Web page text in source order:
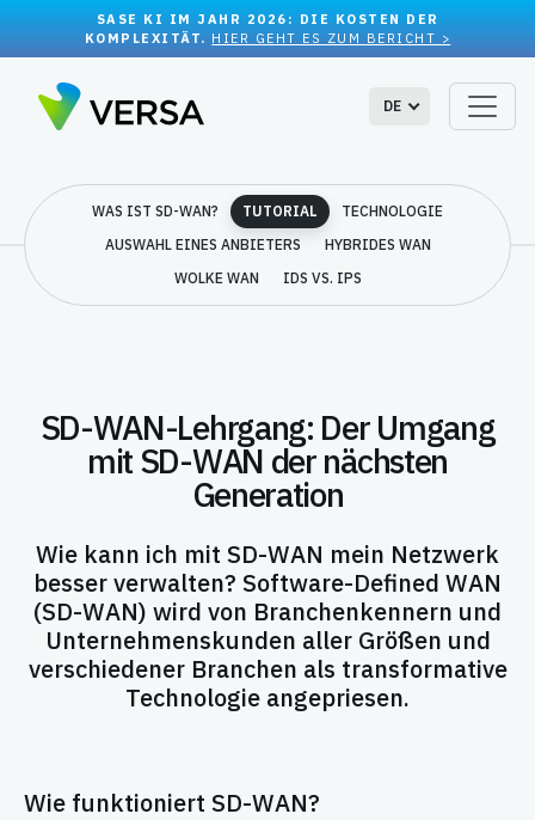
SASE KI IM JAHR 2026: DIE KOSTEN DER
KOMPLEXITÄT. HIER GEHT ES ZUM BERICHT >
DE
WAS IST SD-WAN? TUTORIAL
TECHNOLOGIE
AUSWAHL EINES ANBIETERS
HYBRIDES WAN
WOLKE WAN
IDS VS. IPS
SD-WAN-Lehrgang: Der Umgang
mit SD-WAN der nächsten
Generation
Wie kann ich mit SD-WAN mein Netzwerk
besser verwalten? Software-Defined WAN
(SD-WAN) wird von Branchenkennern und
Unternehmenskunden aller Größen und
verschiedener Branchen als transformative
Technologie angepriesen.
Wie funktioniert SD-WAN?